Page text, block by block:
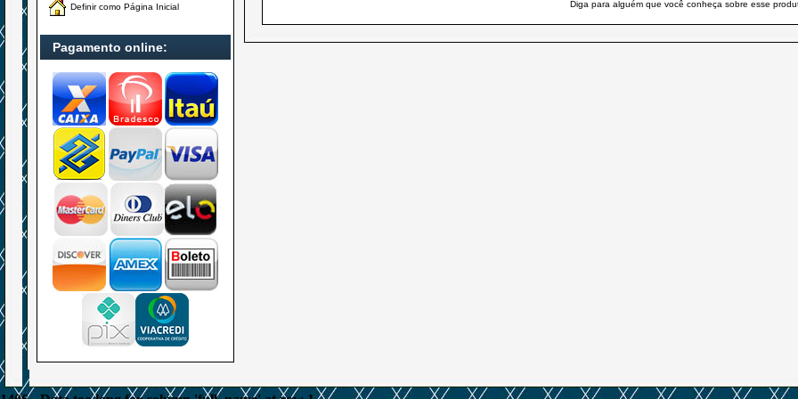
Definir como Página Inicial
Pagamento online:
Diga para alguém que você conheça sobre esse